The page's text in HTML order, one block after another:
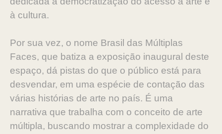
à cultura.
Por sua vez, o nome Brasil das Múltiplas
Faces, que batiza a exposição inaugural deste
espaço, dá pistas do que o público está para
desvendar, em uma espécie de contação das
várias histórias de arte no país. É uma
narrativa que trabalha com o conceito de arte
múltipla, buscando mostrar a complexidade do